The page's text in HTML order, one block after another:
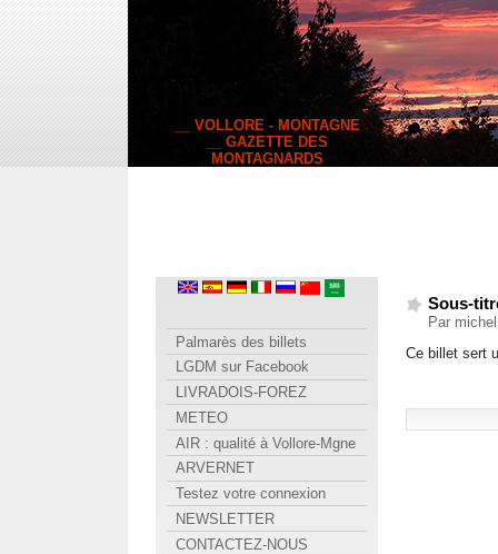
__ VOLLORE - MONTAGNE
__ GAZETTE DES
MONTAGNARDS
Sous-
Par
Ce billet sert
Palmarès des billets
LGDM sur Facebook
LIVRADOIS-FOREZ
METEO
AIR : qualité à Vollore-Mgne
ARVERNET
Testez votre connexion
NEWSLETTER
CONTACTEZ-NOUS